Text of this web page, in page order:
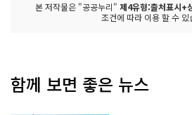
본 저작물은 "공공누리" 제4유형:출처표시+
조건에 따라 이용 할 수 있
함께 보면 좋은 뉴스